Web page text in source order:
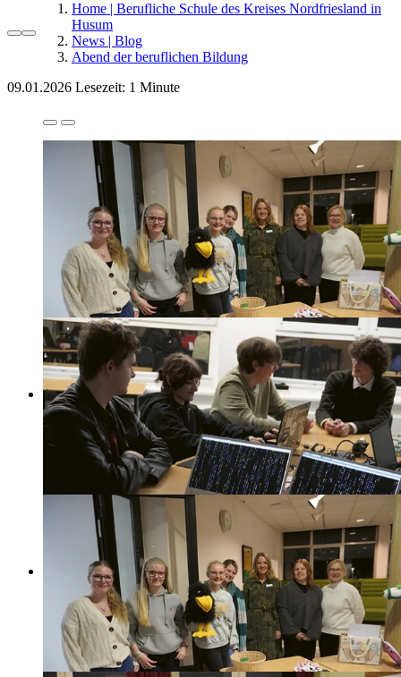
Home | Berufliche Schule des Kreises Nordfriesland in
Husum
News | Blog
Abend der beruflichen Bildung
09.01.2026 Lesezeit: